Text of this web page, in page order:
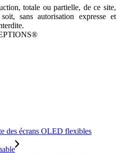
totale ou partielle, de ce site,
sans autorisation expresse et
des écrans OLED flexibles